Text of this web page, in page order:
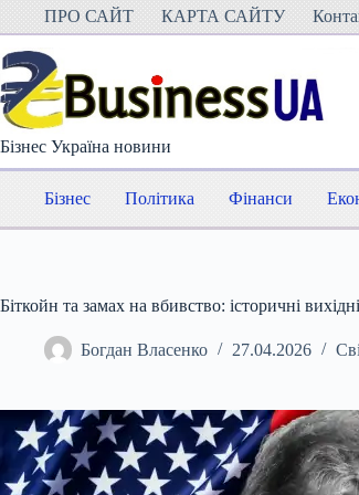
Перейти
вмісту
ПРО САЙТ КАРТА САЙТУ
Бізнес Україна новини
Бізнес Політика Фінанси
Біткойн та замах на вбивство: історичні
Богдан Власенко 27.04.2026